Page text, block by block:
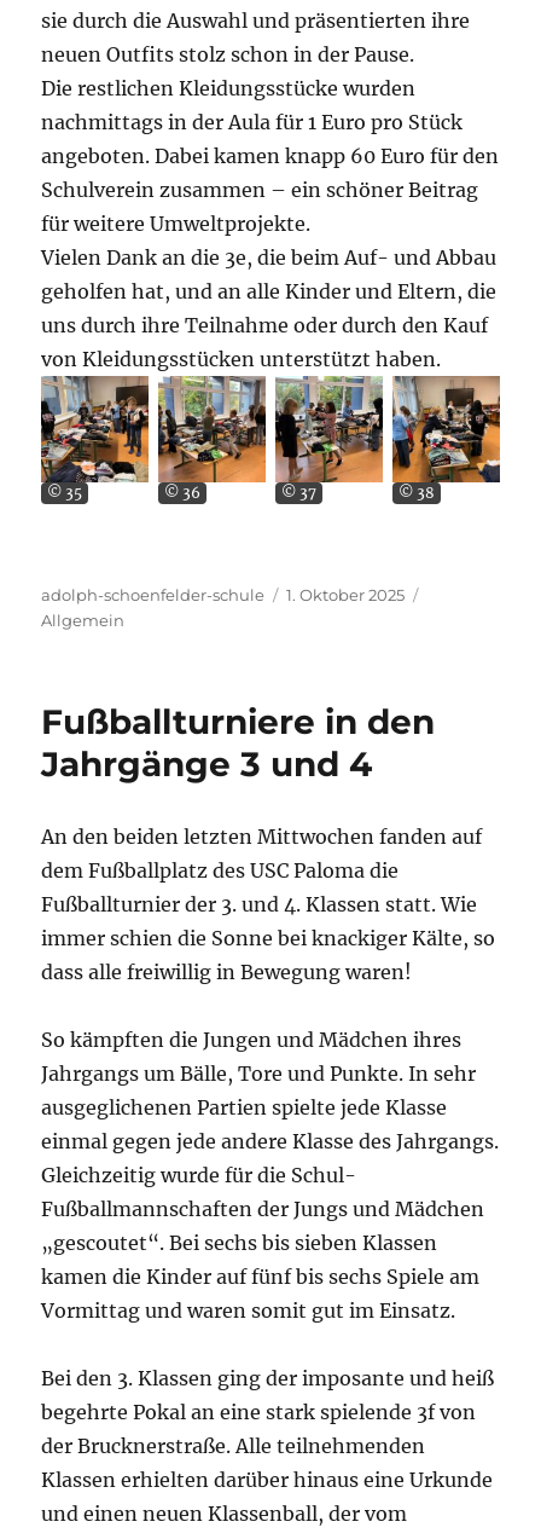
sie durch die Auswahl und präsentierten ihre
neuen Outfits stolz schon in der Pause.
Die restlichen Kleidungsstücke wurden
nachmittags in der Aula für 1 Euro pro Stück
angeboten. Dabei kamen knapp 60 Euro für den
Schulverein zusammen – ein schöner Beitrag
für weitere Umweltprojekte.
Vielen Dank an die 3e, die beim Auf- und Abbau
geholfen hat, und an alle Kinder und Eltern, die
uns durch ihre Teilnahme oder durch den Kauf
von Kleidungsstücken unterstützt haben.
© 35 © 36 © 37 © 38
Autor
adolph-schoenfelder-schule
Veröffentlicht
1. Oktober 2025
Allgemein
Fußballturniere in den
Jahrgänge 3 und 4
An den beiden letzten Mittwochen fanden auf
dem Fußballplatz des USC Paloma die
Fußballturnier der 3. und 4. Klassen statt. Wie
immer schien die Sonne bei knackiger Kälte, so
dass alle freiwillig in Bewegung waren!
So kämpften die Jungen und Mädchen ihres
Jahrgangs um Bälle, Tore und Punkte. In sehr
ausgeglichenen Partien spielte jede Klasse
einmal gegen jede andere Klasse des Jahrgangs.
Gleichzeitig wurde für die Schul-
Fußballmannschaften der Jungs und Mädchen
„gescoutet“. Bei sechs bis sieben Klassen
kamen die Kinder auf fünf bis sechs Spiele am
Vormittag und waren somit gut im Einsatz.
Bei den 3. Klassen ging der imposante und heiß
begehrte Pokal an eine stark spielende 3f von
der Brucknerstraße. Alle teilnehmenden
Klassen erhielten darüber hinaus eine Urkunde
und einen neuen Klassenball, der vom